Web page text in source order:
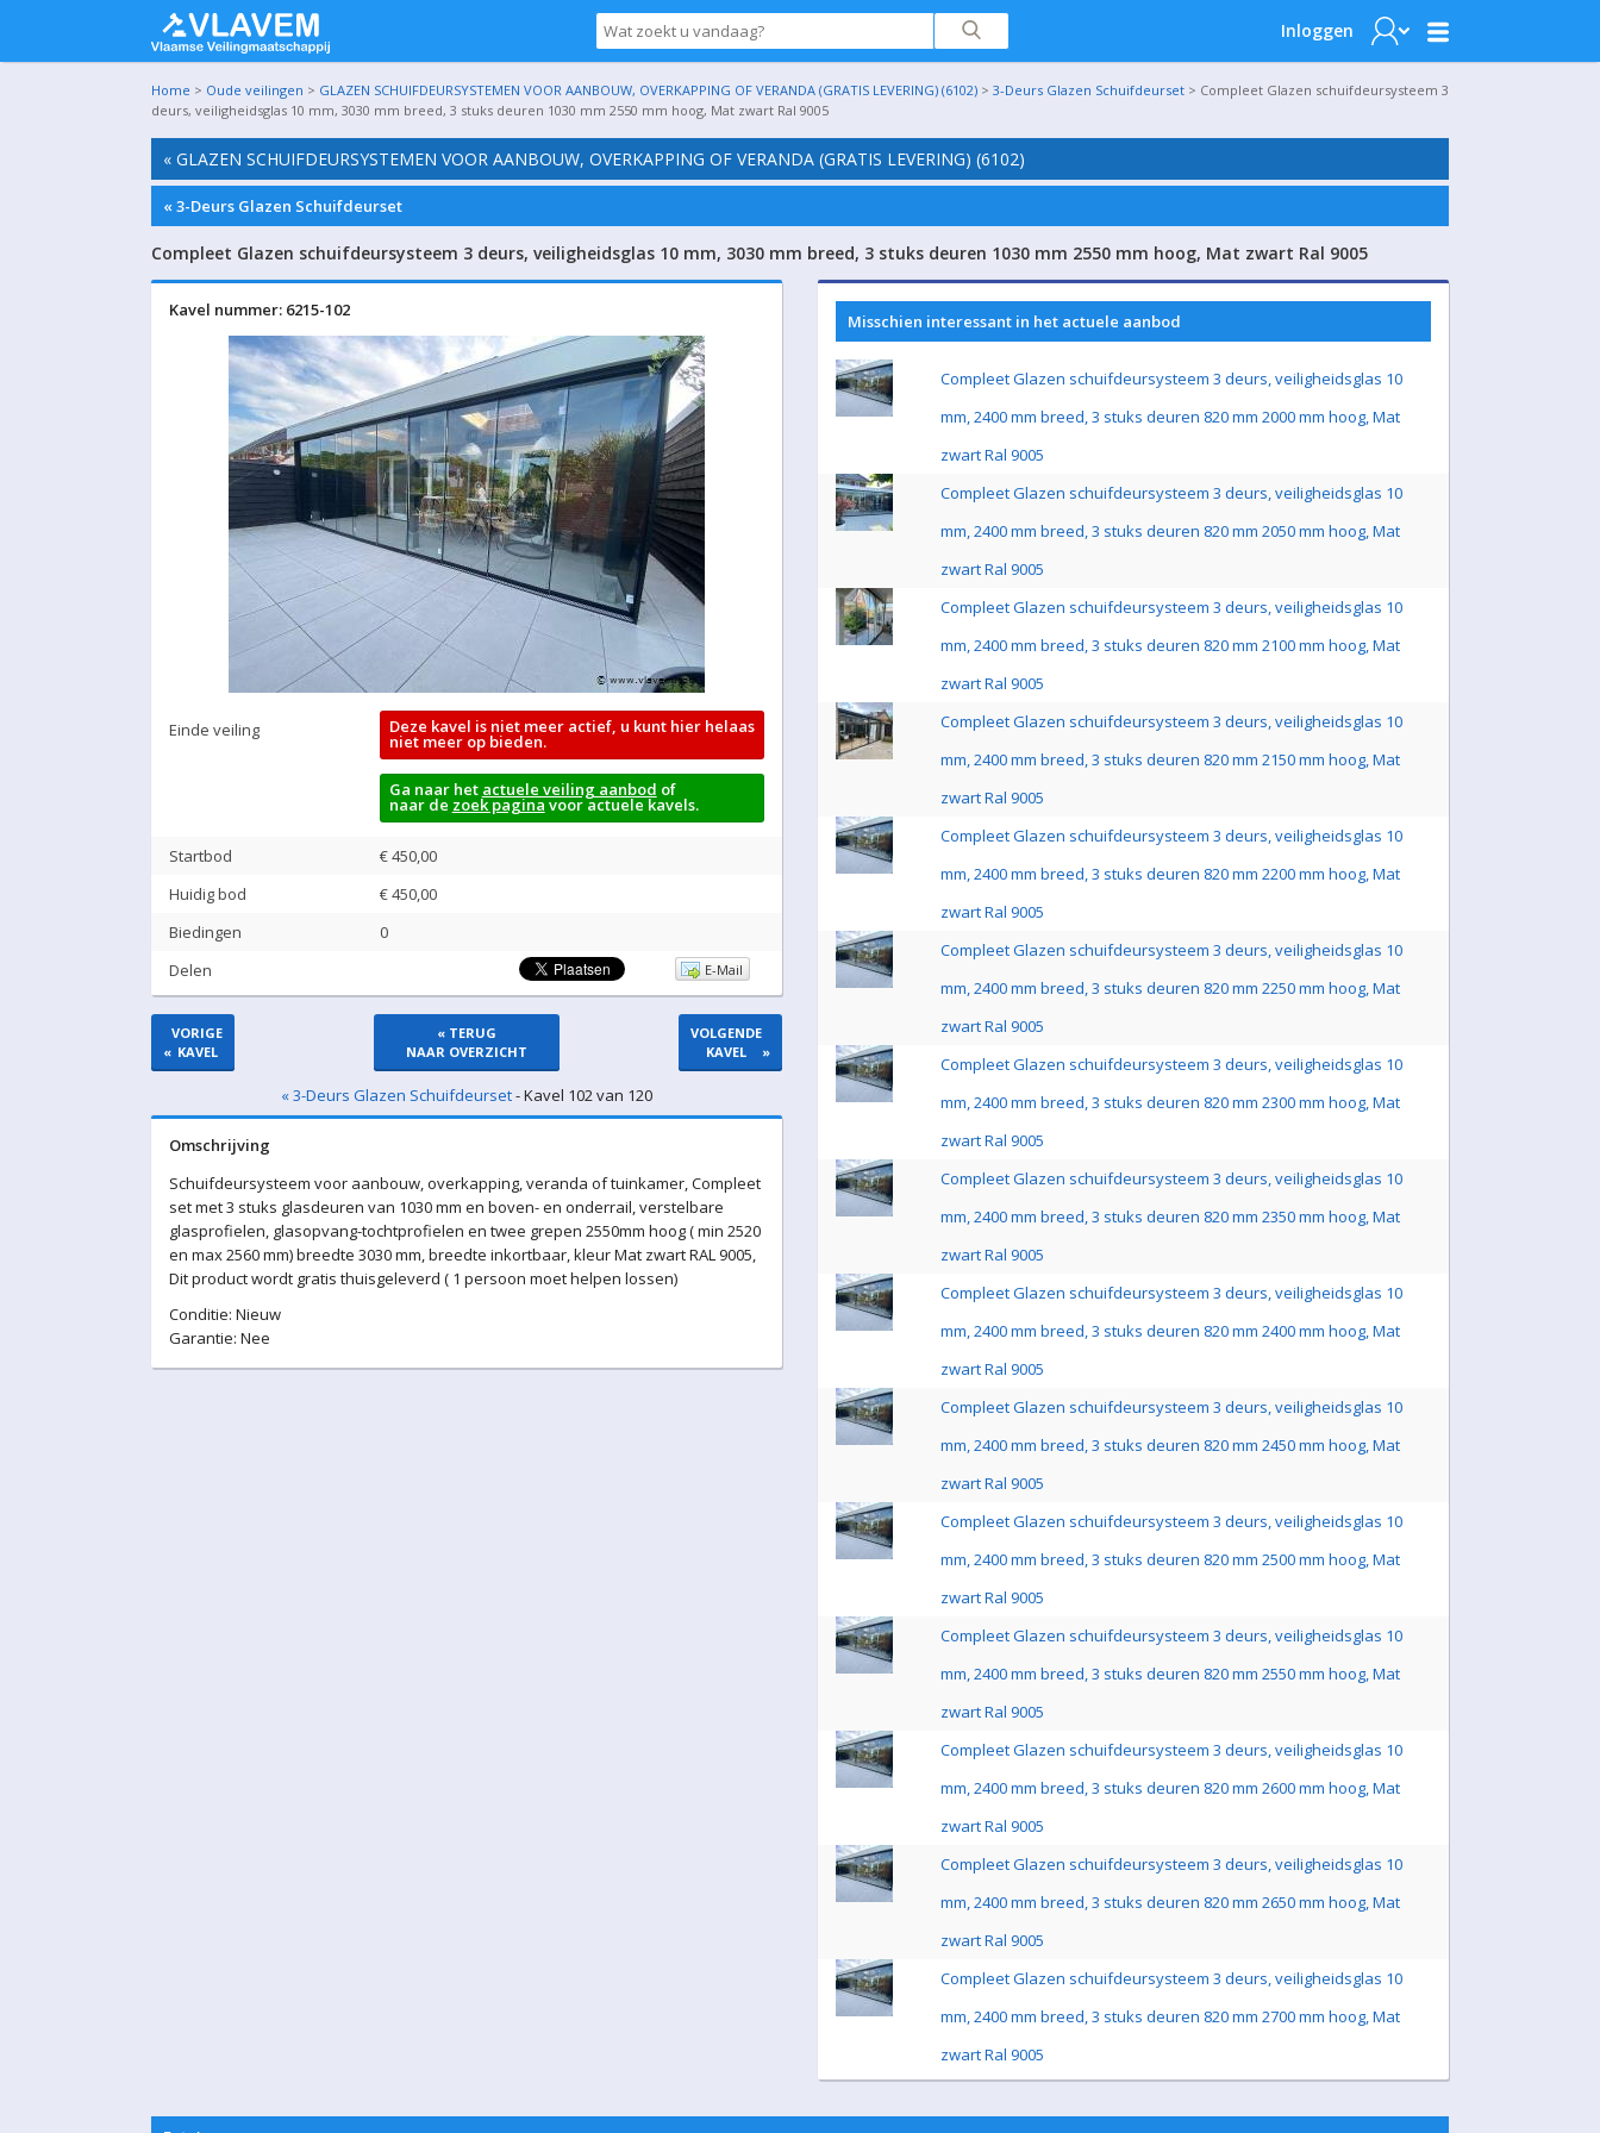
Inloggen
Home > Oude veilingen > GLAZEN SCHUIFDEURSYSTEMEN VOOR AANBOUW, OVERKAPPING OF VERANDA (GRATIS LEVERING) (6102) > 3-Deurs Glazen Schuifdeurset > Compleet Glazen schuifdeursysteem 3
deurs, veiligheidsglas 10 mm, 3030 mm breed, 3 stuks deuren 1030 mm 2550 mm hoog, Mat zwart Ral 9005
« GLAZEN SCHUIFDEURSYSTEMEN VOOR AANBOUW, OVERKAPPING OF VERANDA (GRATIS LEVERING) (6102)
« 3-Deurs Glazen Schuifdeurset
Compleet Glazen schuifdeursysteem 3 deurs, veiligheidsglas 10 mm, 3030 mm breed, 3 stuks deuren 1030 mm 2550 mm hoog, Mat zwart Ral 9005
Kavel nummer: 6215-102
Einde veiling Deze kavel is niet meer actief, u kunt hier helaas
niet meer op bieden.
Ga naar het actuele veiling aanbod of
naar de zoek paginavoor actuele kavels.
Startbod
€ 450,00
Huidig bod
€450,00
Biedingen
0
Delen
E-Mail
«
VORIGE
KAVEL
« TERUG
NAAR OVERZICHT
VOLGENDE
KAVEL
»
« 3-Deurs Glazen Schuifdeurset- Kavel 102 van 120
Omschrijving
Schuifdeursysteem voor aanbouw, overkapping, veranda of tuinkamer, Compleet
set met 3 stuks glasdeuren van 1030 mm en boven- en onderrail, verstelbare
glasprofielen, glasopvang-tochtprofielen en twee grepen 2550mm hoog ( min 2520
en max 2560 mm) breedte 3030 mm, breedte inkortbaar, kleur Mat zwart RAL 9005,
Dit product wordt gratis thuisgeleverd ( 1 persoon moet helpen lossen)
Conditie: Nieuw
Garantie: Nee
Misschien interessant in het actuele aanbod
Compleet Glazen schuifdeursysteem 3 deurs, veiligheidsglas 10
mm, 2400 mm breed, 3 stuks deuren 820 mm 2000 mm hoog, Mat
zwart Ral 9005
Compleet Glazen schuifdeursysteem 3 deurs, veiligheidsglas 10
mm, 2400 mm breed, 3 stuks deuren 820 mm 2050 mm hoog, Mat
zwart Ral 9005
Compleet Glazen schuifdeursysteem 3 deurs, veiligheidsglas 10
mm, 2400 mm breed, 3 stuks deuren 820 mm 2100 mm hoog, Mat
zwart Ral 9005
Compleet Glazen schuifdeursysteem 3 deurs, veiligheidsglas 10
mm, 2400 mm breed, 3 stuks deuren 820 mm 2150 mm hoog, Mat
zwart Ral 9005
Compleet Glazen schuifdeursysteem 3 deurs, veiligheidsglas 10
mm, 2400 mm breed, 3 stuks deuren 820 mm 2200 mm hoog, Mat
zwart Ral 9005
Compleet Glazen schuifdeursysteem 3 deurs, veiligheidsglas 10
mm, 2400 mm breed, 3 stuks deuren 820 mm 2250 mm hoog, Mat
zwart Ral 9005
Compleet Glazen schuifdeursysteem 3 deurs, veiligheidsglas 10
mm, 2400 mm breed, 3 stuks deuren 820 mm 2300 mm hoog, Mat
zwart Ral 9005
Compleet Glazen schuifdeursysteem 3 deurs, veiligheidsglas 10
mm, 2400 mm breed, 3 stuks deuren 820 mm 2350 mm hoog, Mat
zwart Ral 9005
Compleet Glazen schuifdeursysteem 3 deurs, veiligheidsglas 10
mm, 2400 mm breed, 3 stuks deuren 820 mm 2400 mm hoog, Mat
zwart Ral 9005
Compleet Glazen schuifdeursysteem 3 deurs, veiligheidsglas 10
mm, 2400 mm breed, 3 stuks deuren 820 mm 2450 mm hoog, Mat
zwart Ral 9005
Compleet Glazen schuifdeursysteem 3 deurs, veiligheidsglas 10
mm, 2400 mm breed, 3 stuks deuren 820 mm 2500 mm hoog, Mat
zwart Ral 9005
Compleet Glazen schuifdeursysteem 3 deurs, veiligheidsglas 10
mm, 2400 mm breed, 3 stuks deuren 820 mm 2550 mm hoog, Mat
zwart Ral 9005
Compleet Glazen schuifdeursysteem 3 deurs, veiligheidsglas 10
mm, 2400 mm breed, 3 stuks deuren 820 mm 2600 mm hoog, Mat
zwart Ral 9005
Compleet Glazen schuifdeursysteem 3 deurs, veiligheidsglas 10
mm, 2400 mm breed, 3 stuks deuren 820 mm 2650 mm hoog, Mat
zwart Ral 9005
Compleet Glazen schuifdeursysteem 3 deurs, veiligheidsglas 10
mm, 2400 mm breed, 3 stuks deuren 820 mm 2700 mm hoog, Mat
zwart Ral 9005